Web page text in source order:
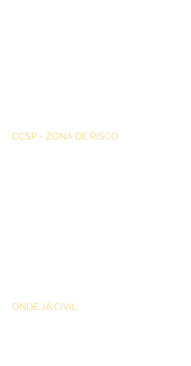
CCSP - ZONA DE RISCO
ONDE.JÁ.CIVIL